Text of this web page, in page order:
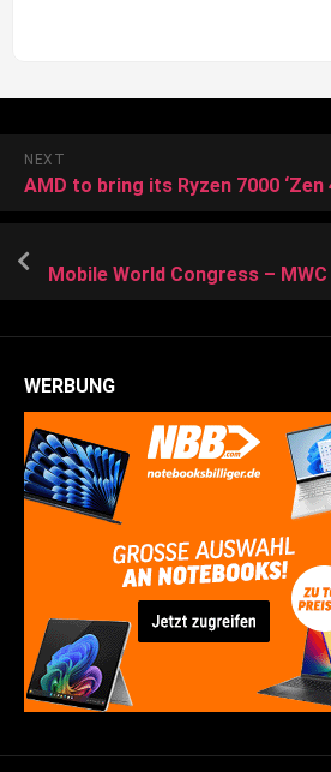
NEXT
Mobile World Congress – MWC
WERBUNG